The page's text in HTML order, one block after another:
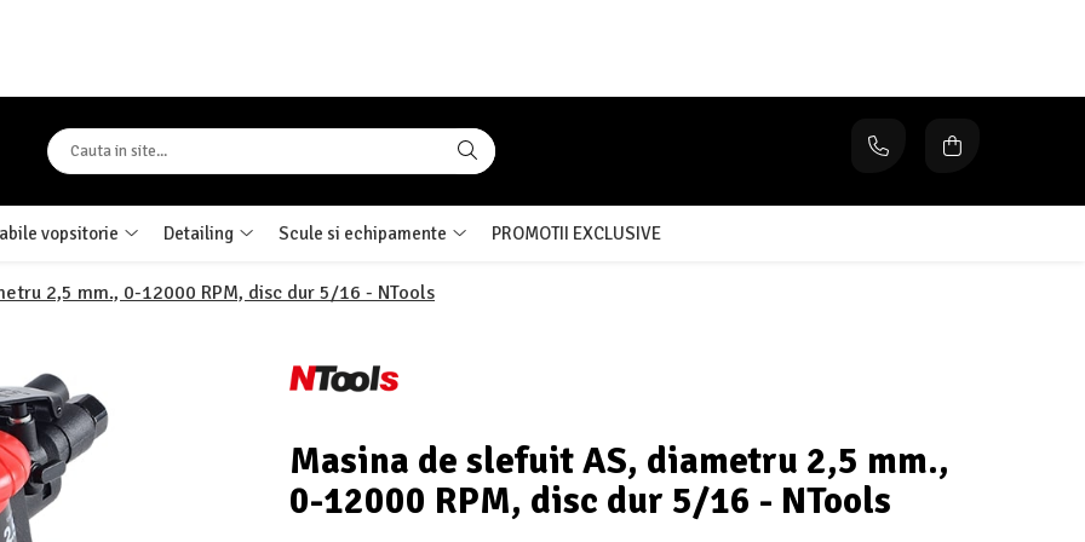
vopsitorie Detailing Scule si echipamente PROMOTII EXCLUSIVE
2,5 mm., 0-12000 RPM, disc dur 5/16 - NTools
Masina de slefuit AS, diametru 2,5 mm.,
0-12000 RPM, disc dur 5/16 - NTools